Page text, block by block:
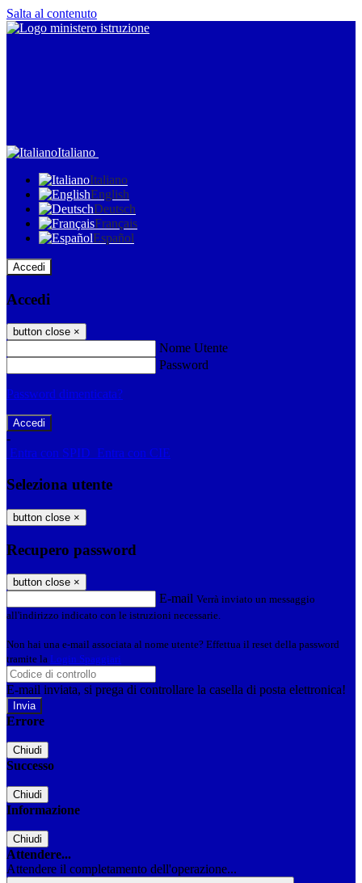
Salta al contenuto
Italiano
Italiano
English
Deutsch
Français
Español
Accedi
Accedi
button close ×
Nome Utente
Password
Password dimenticata?
-
Entra con SPID Entra con CIE
Seleziona utente
button close ×
Recupero password
button close ×
E-mail Verrà inviato un messaggio
all'indirizzo indicato con le istruzioni necessarie.
Non hai una e-mail associata al nome utente? Effettua il reset della password
tramite la Login Spaggiari
E-mail inviata, si prega di controllare la casella di posta elettronica!
Errore
Chiudi
Successo
Chiudi
Informazione
Chiudi
Attendere...
Attendere il completamento dell'operazione...